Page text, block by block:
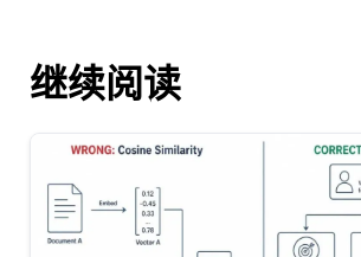
继续阅读